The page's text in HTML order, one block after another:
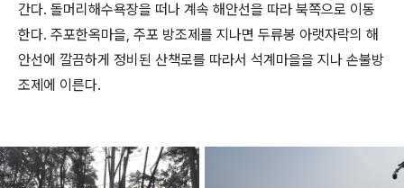
간다. 돌머리해수욕장을 떠나 계속 해안선을 따라 북쪽으로 이동
한다. 주포한옥마을, 주포 방조제를 지나면 두류봉 아랫자락의 해
안선에 깔끔하게 정비된 산책로를 따라서 석계마을을 지나 손불방
조제에 이른다.